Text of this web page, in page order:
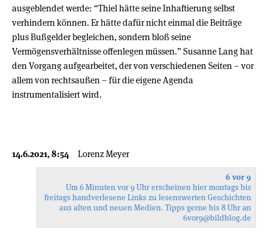
ausgeblendet werde: “Thiel hätte seine Inhaftierung selbst
verhindern können. Er hätte dafür nicht einmal die Beiträge
plus Bußgelder begleichen, sondern bloß seine
Vermögensverhältnisse offenlegen müssen.” Susanne Lang hat
den Vorgang aufgearbeitet, der von verschiedenen Seiten – vor
allem von rechtsaußen – für die eigene Agenda
instrumentalisiert wird.
14.6.2021, 8:54 Lorenz Meyer
6 vor 9
Um 6 Minuten vor 9 Uhr erscheinen hier montags bis
freitags handverlesene Links zu lesenswerten Geschichten
aus alten und neuen Medien. Tipps gerne bis 8 Uhr an
6vor9@bildblog.de